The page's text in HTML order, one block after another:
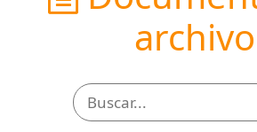
archivo